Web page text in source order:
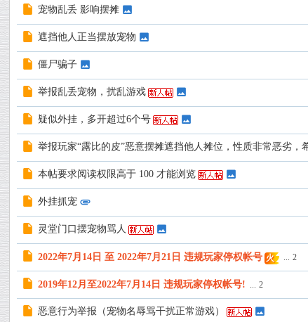
宠物乱丢 影响摆摊
遮挡他人正当摆放宠物
僵尸骗子
举报乱丢宠物，扰乱游戏
疑似外挂，多开超过6个号
举报玩家“露比的皮”恶意摆摊遮挡他人摊位，性质非常恶劣，
本帖要求阅读权限高于 100 才能浏览
外挂抓宠
灵堂门口摆宠物骂人
2022年7月14日 至 2022年7月21日 违规玩家停权帐号 火 ... 2
2019年12月至2022年7月14日 违规玩家停权帐号! ... 2
恶意行为举报（宠物名辱骂干扰正常游戏）